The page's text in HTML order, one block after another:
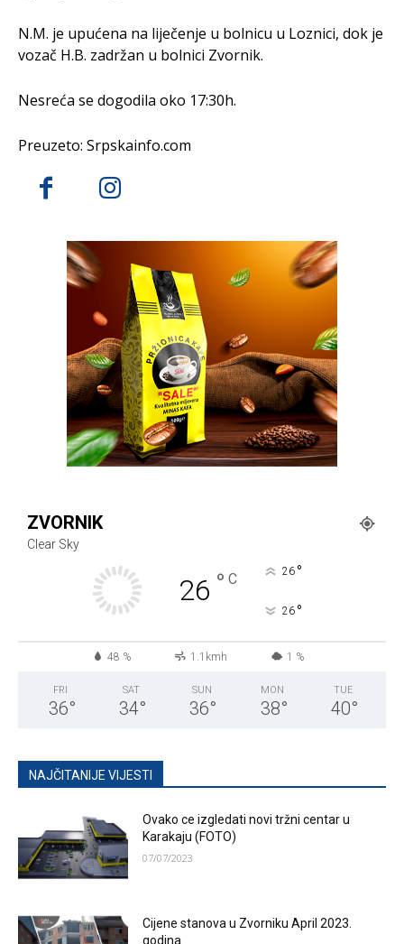
N.M. je upućena na liječenje u bolnicu u Loznici, dok je
vozač H.B. zadržan u bolnici Zvornik.
Nesreća se dogodila oko 17:30h.
Preuzeto: Srpskainfo.com
ZVORNIK
Clear Sky
26 ° C 26 °
26 °
48 % 1.1kmh 1 %
FRI
36°
SAT
34°
SUN
36°
MON
38°
TUE
40°
NAJČITANIJE VIJESTI
Ovako ce izgledati novi tržni centar u
Karakaju (FOTO)
07/07/2023
Cijene stanova u Zvorniku April 2023.
godina